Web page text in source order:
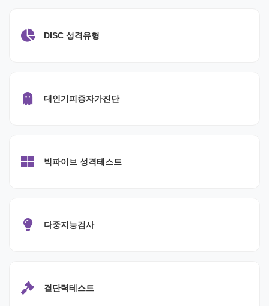
DISC 성격유형
대인기피증자가진단
빅파이브 성격테스트
다중지능검사
결단력테스트